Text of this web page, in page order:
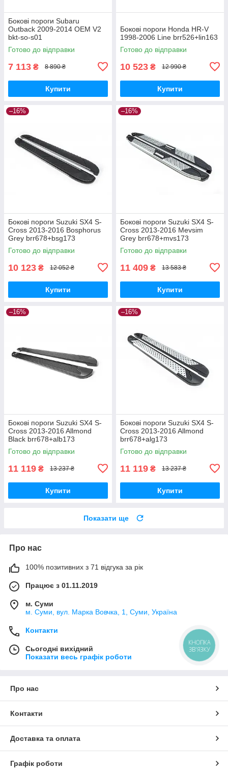
Бокові пороги Subaru
Outback 2009-2014 OEM V2
bkt-so-s01
Готово до відправки
7 113 ₴ 8 890 ₴
Купити
Бокові пороги Honda HR-V
1998-2006 Line brr526+lin163
Готово до відправки
10 523 ₴ 12 990 ₴
Купити
–16%
Бокові пороги Suzuki SX4 S-
Cross 2013-2016 Bosphorus
Grey brr678+bsg173
Готово до відправки
10 123 ₴ 12 052 ₴
Купити
–16%
Бокові пороги Suzuki SX4 S-
Cross 2013-2016 Mevsim
Grey brr678+mvs173
Готово до відправки
11 409 ₴ 13 583 ₴
Купити
–16%
Бокові пороги Suzuki SX4 S-
Cross 2013-2016 Allmond
Black brr678+alb173
Готово до відправки
11 119 ₴ 13 237 ₴
Купити
–16%
Бокові пороги Suzuki SX4 S-
Cross 2013-2016 Allmond
brr678+alg173
Готово до відправки
11 119 ₴ 13 237 ₴
Купити
Показати ще
Про нас
100% позитивних з 71 відгука за рік
Працює з 01.11.2019
м. Суми
м. Суми, вул. Марка Вовчка, 1, Суми, Україна
Контакти
Сьогодні вихідний
Показати весь графік роботи
Про нас
Контакти
Доставка та оплата
Графік роботи
КНОПКА
ЗВ'ЯЗКУ